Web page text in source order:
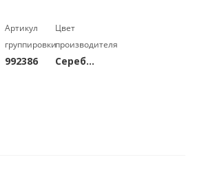
Артикул
группировки
992386
Цвет
производителя
Серебряный